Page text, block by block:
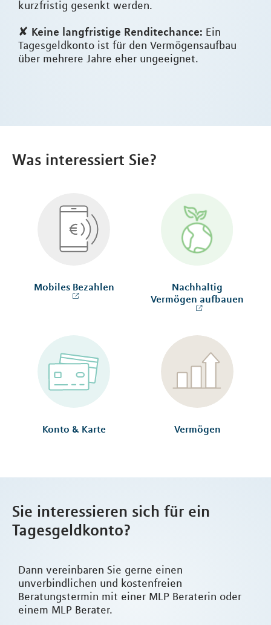
kurzfristig gesenkt werden.
✘ Keine langfristige Renditechance: Ein
Tagesgeldkonto ist für den Vermögensaufbau
über mehrere Jahre eher ungeeignet.
Was interessiert Sie?
Mobiles Bezahlen
Nachhaltig
Vermögen aufbauen
Konto & Karte Vermögen
Sie interessieren sich für ein
Tagesgeldkonto?
Dann vereinbaren Sie gerne einen
unverbindlichen und kostenfreien
Beratungstermin mit einer MLP Beraterin oder
einem MLP Berater.